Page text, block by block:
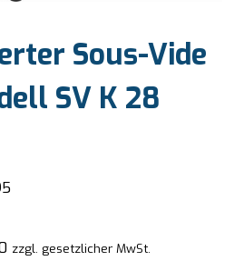
Sous-Vide
SV K 28
zzgl. gesetzlicher MwSt.